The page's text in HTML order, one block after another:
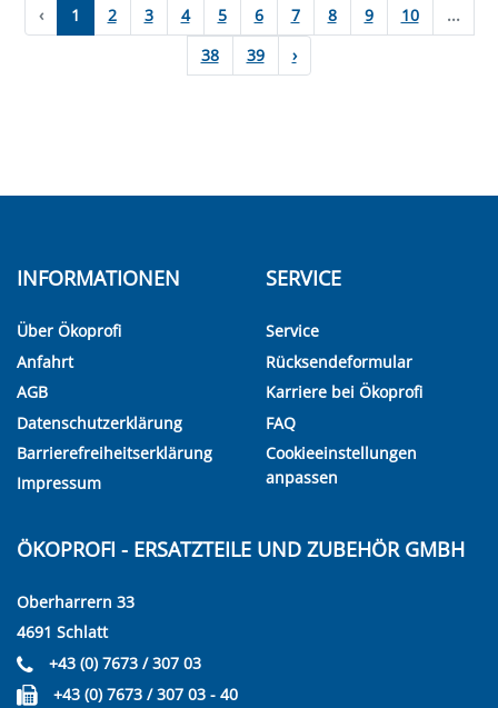
‹ 1 2 3 4 5 6 7 8 9 10
...
38
39 ›
INFORMATIONEN
Über Ökoprofi
Anfahrt
AGB
Datenschutzerklärung
Barrierefreiheitserklärung
Impressum
SERVICE
Service
Rücksendeformular
Karriere bei Ökoprofi
FAQ
Cookieeinstellungen
anpassen
ÖKOPROFI - ERSATZTEILE UND ZUBEHÖR GMBH
Oberharrern 33
4691 Schlatt
+43 (0) 7673 / 307 03
+43 (0) 7673 / 307 03 - 40